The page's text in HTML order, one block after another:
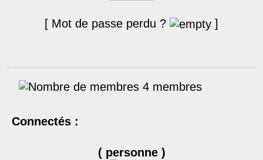
[ Mot de passe perdu ? ]
4 membres
Connectés :
( personne )